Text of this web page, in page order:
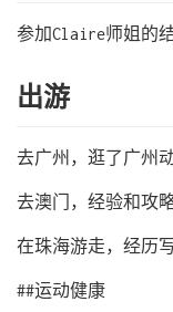
参加Claire师姐的
出游
去广州，逛了广州
去澳门，经验和攻
在珠海游走，经历
##运动健康